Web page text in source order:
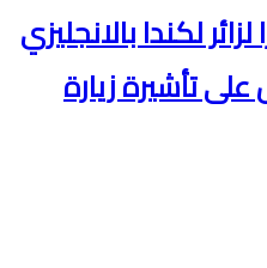
لكندا بالانجليزي
تأشيرة زيارة